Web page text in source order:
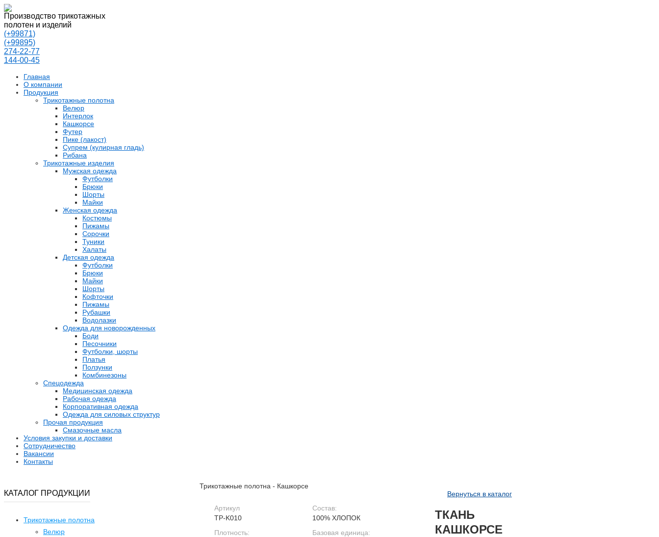
Производство трикотажных
полотен и изделий
(+99871)
(+99895)
274-22-77
144-00-45
Главная
О компании
Продукция
Трикотажные полотна
Велюр
Интерлок
Кашкорсе
Футер
Пике (лакост)
Супрем (кулирная гладь)
Рибана
Трикотажные изделия
Мужская одежда
Футболки
Брюки
Шорты
Майки
Женская одежда
Костюмы
Пижамы
Сорочки
Туники
Халаты
Детская одежда
Футболки
Брюки
Майки
Шорты
Кофточки
Пижамы
Рубашки
Водолазки
Одежда для новорожденных
Боди
Песочники
Футболки, шорты
Платья
Ползунки
Комбинезоны
Спецодежда
Медицинская одежда
Рабочая одежда
Корпоративная одежда
Одежда для силовых структур
Прочая продукция
Смазочные масла
Условия закупки и доставки
Сотрудничество
Вакансии
Контакты
КАТАЛОГ ПРОДУКЦИИ
Трикотажные полотна
Велюр
Трикотажные полотна - Кашкорсе
Артикул
TP-K010
Состав:
100% ХЛОПОК
Плотность:
Базовая единица:
Вернуться в каталог
ТКАНЬ
КАШКОРСЕ